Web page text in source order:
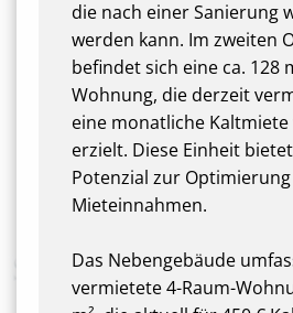
die nach einer Sanierung
werden kann. Im zweiten
befindet sich eine ca. 128
Wohnung, die derzeit
eine monatliche Kaltmiete
erzielt. Diese Einheit
Potenzial zur
Mieteinnahmen.
Das Nebengebäude
vermietete 4-Raum-